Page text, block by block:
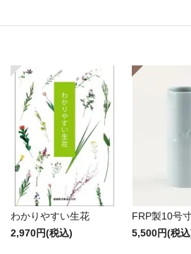
わかりやすい生花
2,970円(税込)
FRP製10号
5,500円(税